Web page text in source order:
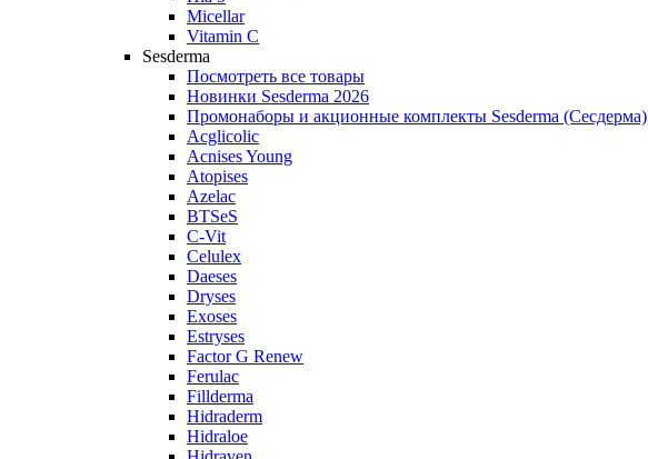
Micellar
Vitamin C
Sesderma
Посмотреть все товары
Новинки Sesderma 2026
Промонаборы и акционные комплекты Sesderma (Сесдерма)
Acglicolic
Acnises Young
Atopises
Azelac
BTSeS
C‑Vit
Celulex
Daeses
Dryses
Exoses
Estryses
Factor G Renew
Ferulac
Fillderma
Hidraderm
Hidraloe